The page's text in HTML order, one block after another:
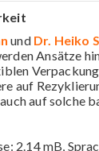
und Dr. Heiko
Ansätze
auf
auf solche
2.14 mB,